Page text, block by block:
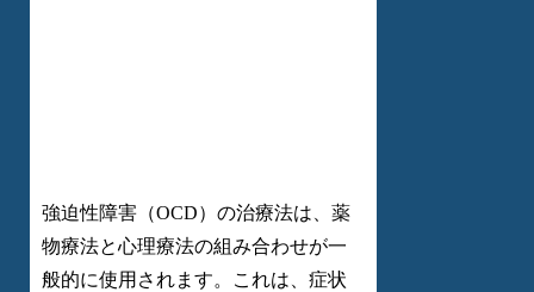
強迫性障害（OCD）の治療法は、薬
物療法と心理療法の組み合わせが一
般的に使用されます。これは、症状